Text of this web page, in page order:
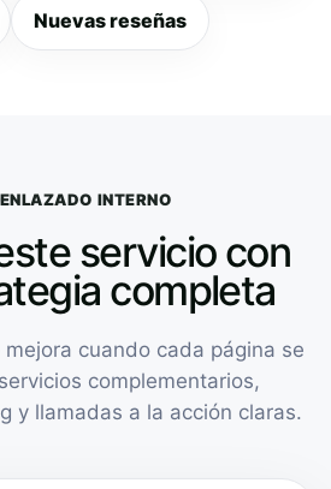
Nuevas reseñas
ENLAZADO INTERNO
servicio con
completa
cuando cada página se
complementarios,
y llamadas a la acción claras.